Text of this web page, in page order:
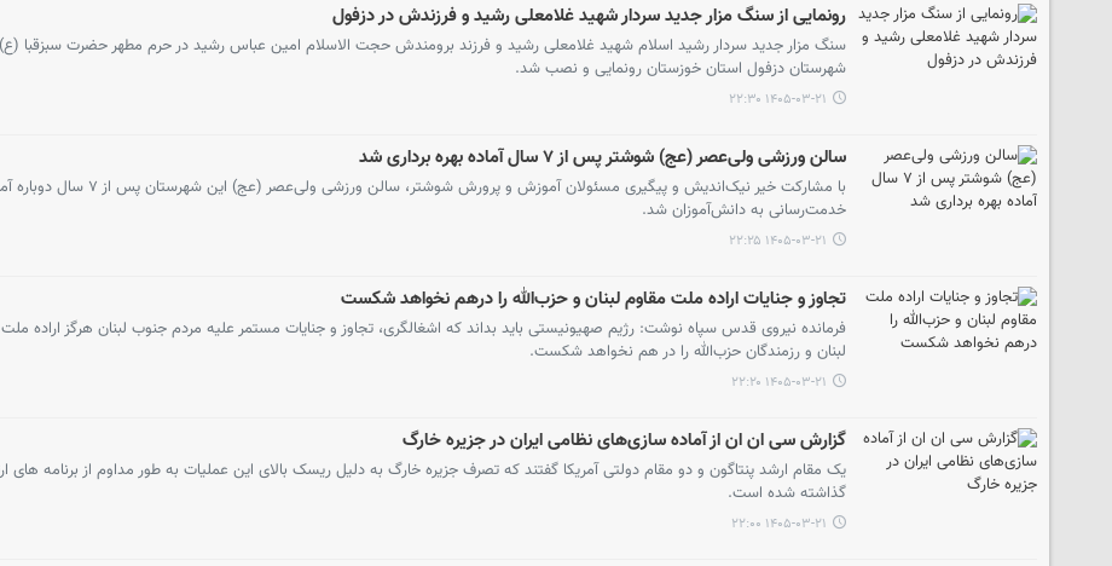
رونمایی از سنگ مزار جدید سردار شهید غلامعلی رشید و فرزندش در دزفول
سنگ مزار جدید سردار رشید اسلام شهید غلامعلی رشید و فرزند برومندش حجت الاسلام امین عباس رشید در حرم مطهر حضرت سبزقبا (ع)
شهرستان دزفول استان خوزستان رونمایی و نصب شد.
۱۴۰۵-۰۳-۲۱ ۲۲:۳۰
سالن ورزشی ولی‌عصر (عج) شوشتر پس از ۷ سال آماده بهره برداری شد
با مشارکت خیر نیک‌اندیش و پیگیری مسئولان آموزش و پرورش شوشتر، سالن ورزشی ولی‌عصر (عج) این
خدمت‌رسانی به دانش‌آموزان شد.
۱۴۰۵-۰۳-۲۱ ۲۲:۲۵
تجاوز و جنایات اراده ملت مقاوم لبنان و حزب‌الله را درهم نخواهد شکست
فرمانده نیروی قدس سپاه نوشت: رژیم صهیونیستی باید بداند که اشغالگری، تجاوز و جنایات مستمر علیه مردم جنوب لبنان هرگز اراده
لبنان و رزمندگان حزب‌الله را در هم نخواهد شکست.
۱۴۰۵-۰۳-۲۱ ۲۲:۲۰
گزارش سی ان ان از آماده سازی‌های نظامی ایران در جزیره خارگ
یک مقام ارشد پنتاگون و دو مقام دولتی آمریکا گفتند که تصرف جزیره خارگ به دلیل ریسک بالای این عملیات به طور مداوم از برنامه های
گذاشته شده است.
۱۴۰۵-۰۳-۲۱ ۲۲:۰۰